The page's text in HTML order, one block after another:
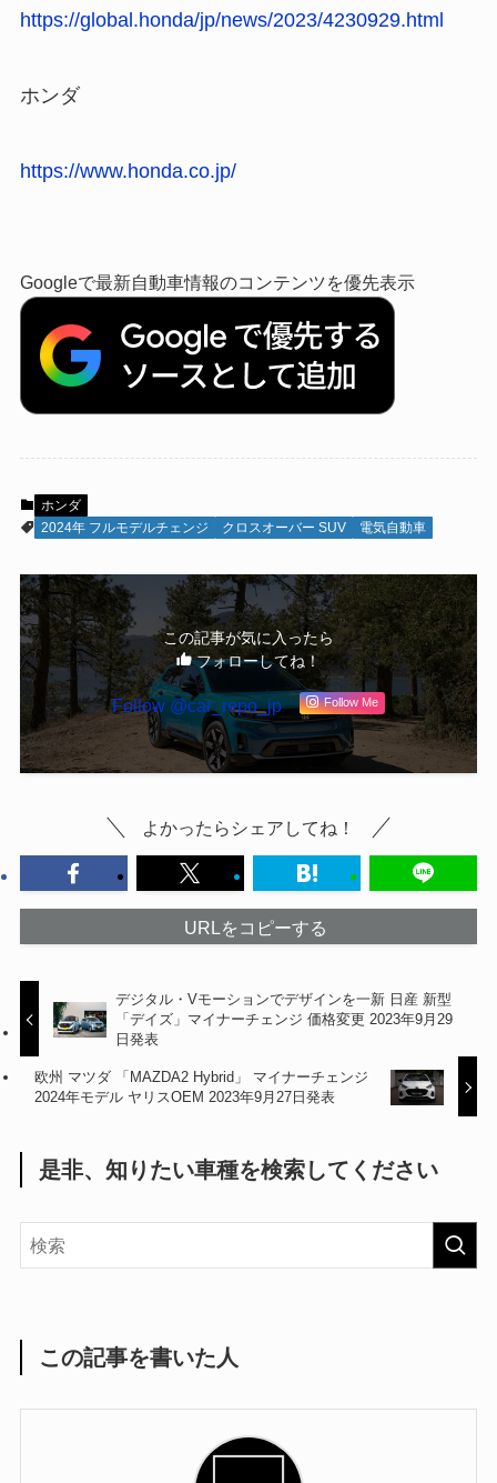
https://global.honda/jp/news/2023/4230929.html
ホンダ
https://www.honda.co.jp/
Googleで最新自動車情報のコンテンツを優先表示
ホンダ
2024年 フルモデルチェンジ
クロスオーバー SUV 電気自動車
この記事が気に入ったら
フォローしてね！
Follow @car_repo_jp Follow Me
よかったらシェアしてね！
URLをコピーする
デジタル・Vモーションでデザインを一新 日産 新型
「デイズ」マイナーチェンジ 価格変更 2023年9月29
日発表
欧州 マツダ 「MAZDA2 Hybrid」 マイナーチェンジ
2024年モデル ヤリスOEM 2023年9月27日発表
是非、知りたい車種を検索してください
この記事を書いた人